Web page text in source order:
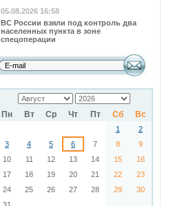
05.08.2026 16:58
ВС России взяли под контроль два
населенных пункта в зоне
спецоперации
Пн Вт Ср Чт Пт Сб Вс
1
2
3
4 5 6 7 8
9
10
11 12 13 14 15
16
17
18 19 20 21 22
23
24
25 26 27 28 29
30